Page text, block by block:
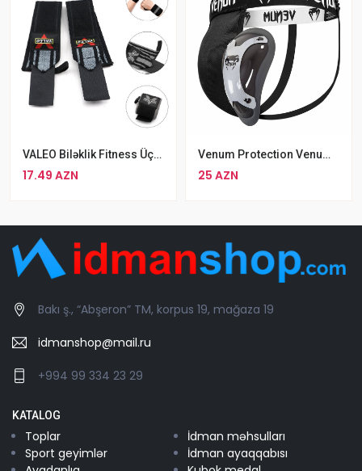
VALEO Biləklik Fitness Üçün Cüt
17.49 AZN
Venum Protection Venum Qasıq Qoruyucu
25 AZN
Bakı ş., “Abşeron” TM, korpus 19, mağaza 19
idmanshop@mail.ru
+994 99 334 23 29
KATALOG
Toplar
İdman məhsulları
Sport geyimlər
İdman ayaqqabısı